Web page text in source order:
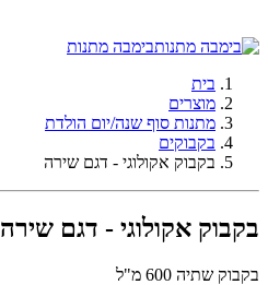
בימבה מתנות
בית
מוצרים
מתנות סוף שנה/יום הולדת
בקבוקים
בקבוק אקולוגי - דגם שירה
בקבוק אקולוגי - דגם שירה
בקבוק שתיה 600 מ"ל